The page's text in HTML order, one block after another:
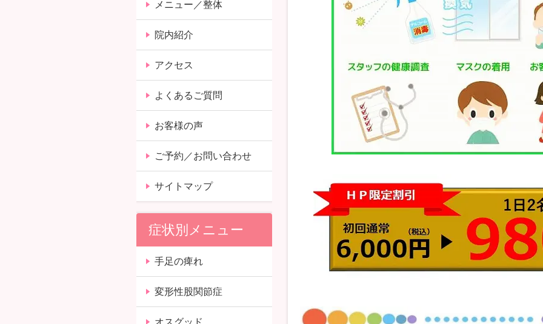
メニュー／整体
院内紹介
アクセス
よくあるご質問
お客様の声
ご予約／お問い合わせ
サイトマップ
症状別メニュー
手足の痺れ
変形性股関節症
オスグッド